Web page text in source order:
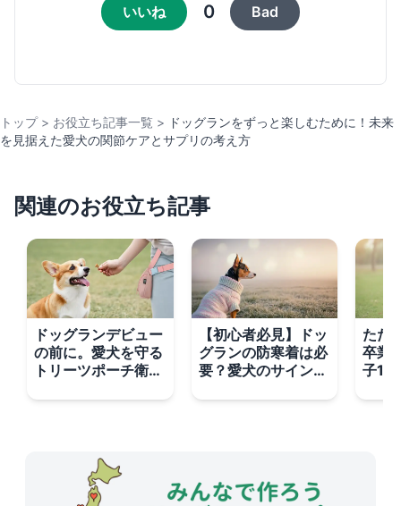
いいね 0 Bad
トップ > お役立ち記事一覧 > ドッグランをずっと楽しむために！未来
を見据えた愛犬の関節ケアとサプリの考え方
関連のお役立ち記事
ドッグランデビュー
の前に。愛犬を守る
トリーツポーチ衛生
ップ
【初心者必見】ドッ
グランの防寒着は必
要？愛犬のサインを
ント
ただ
卒業
子1
しみ